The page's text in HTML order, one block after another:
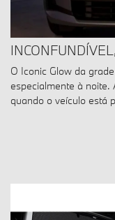
O Iconic Glow da
especialmente à
quando o veículo está